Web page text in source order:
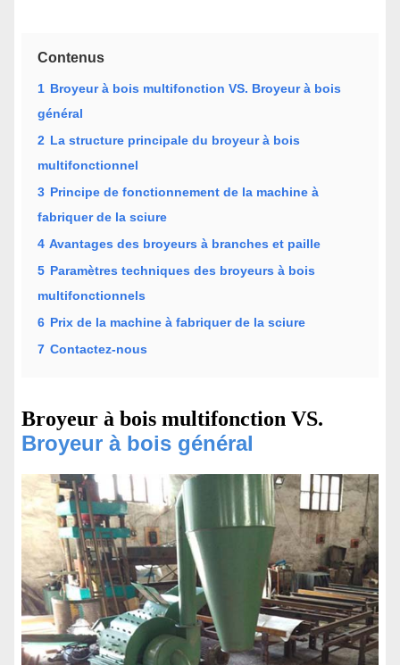
Contenus
1 Broyeur à bois multifonction VS. Broyeur à bois
général
2 La structure principale du broyeur à bois
multifonctionnel
3 Principe de fonctionnement de la machine à
fabriquer de la sciure
4 Avantages des broyeurs à branches et paille
5 Paramètres techniques des broyeurs à bois
multifonctionnels
6 Prix de la machine à fabriquer de la sciure
7 Contactez-nous
Broyeur à bois multifonction VS.
Broyeur à bois général